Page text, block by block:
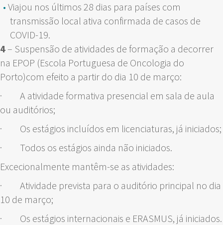
Viajou nos últimos 28 dias para países com
transmissão local ativa confirmada de casos de
COVID-19.
4– Suspensão de atividades de formação a decorrer
na EPOP (Escola Portuguesa de Oncologia do
Porto)com efeito a partir do dia 10 de março:
· A atividade formativa presencial em sala de aula
ou auditórios;
· Os estágios incluídos em licenciaturas, já iniciados;
· Todos os estágios ainda não iniciados.
Excecionalmente mantêm-se as atividades:
· Atividade prevista para o auditório principal no dia
10 de março;
· Os estágios internacionais e ERASMUS, já iniciados.